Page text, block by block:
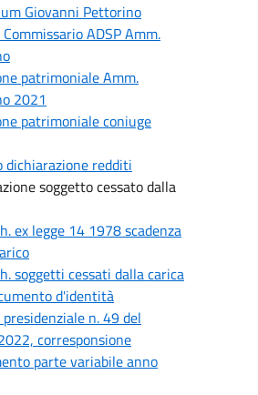
Giovanni Pettorino
ADSP Amm.
patrimoniale Amm.
2021
patrimoniale coniuge
dichiarazione redditi
soggetto cessato dalla
ex legge 14 1978 scadenza
soggetti cessati dalla carica
d'identità
n. 49 del
corresponsione
parte variabile anno